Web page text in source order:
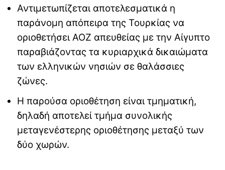
Αντιμετωπίζεται αποτελεσματικά η
παράνομη απόπειρα της Τουρκίας να
οριοθετήσει ΑΟΖ απευθείας με την Αίγυπτο
παραβιάζοντας τα κυριαρχικά δικαιώματα
των ελληνικών νησιών σε θαλάσσιες
ζώνες.
Η παρούσα οριοθέτηση είναι τμηματική,
δηλαδή αποτελεί τμήμα συνολικής
μεταγενέστερης οριοθέτησης μεταξύ των
δύο χωρών.